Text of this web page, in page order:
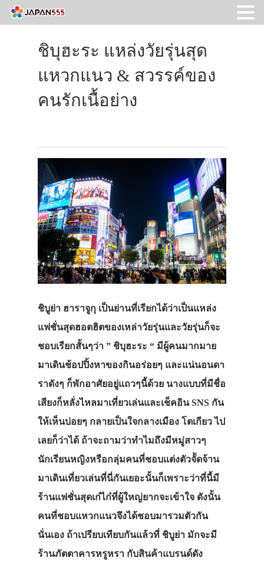
ชิบุฮะระ แหล่งวัยรุ่นสุด
แหวกแนว & สวรรค์ของ
คนรักเนื้อย่าง
ชิบูย่า ฮาราจูกุ เป็นย่านที่เรียกได้ว่าเป็นแหล่ง
แฟชั่นสุดฮอตฮิตของเหล่าวัยรุ่นและวัยรุ่นก็จะ
ชอบเรียกสั้นๆว่า ” ชิบุฮะระ “ มีผู้คนมากมาย
มาเดินช้อปปิ้งหาของกินอร่อยๆ และแน่นอนดา
ราดังๆ ก็พักอาศัยอยู่แถวๆนี้ด้วย นางแบบที่มีชื่อ
เสียงก็หลั่งไหลมาเที่ยวเล่นและเช็คอิน SNS กัน
ให้เห็นบ่อยๆ กลายเป็นใจกลางเมือง โตเกียว ไป
เลยก็ว่าได้ ถ้าจะถามว่าทำไมถึงมีหมู่สาวๆ
นักเรียนหญิงหรือกลุ่มคนที่ชอบแต่งตัวจััดจ้าน
มาเดินเที่ยวเล่นที่นี่กันเยอะนั้นก็เพราะว่าที่นี้มี
ร้านแฟชั่นสุดเก๋ไก๋ที่ผู้ใหญ่ยากจะเข้าใจ ดังนั้น
คนที่ชอบแหวกแนวจึงได้ชอบมารวมตัวกัน
นั่นเอง ถ้าเปรียบเทียบกันแล้วที่ ชิบูย่า มักจะมี
ร้านภัตตาคารหรูหรา กับสินค้าแบรนด์ดัง